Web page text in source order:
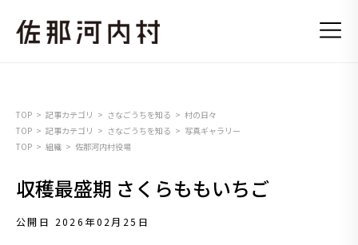
TOP 記事カテゴリ さなごうちを知る
村の日々
TOP
記事カテゴリ さなごうちを知る
写真ギャラリー
TOP
組織 佐那河内村役場
収穫最盛期 さくらももいちご
公開日 2026年02月25日